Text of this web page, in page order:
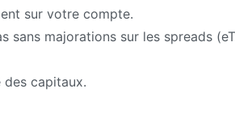
sur votre compte.
majorations sur les spreads
capitaux.